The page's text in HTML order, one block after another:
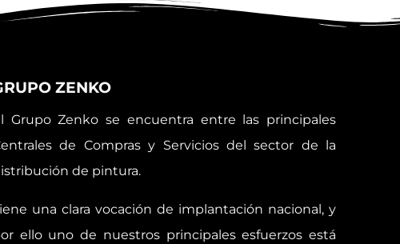
ZENKO
Grupo Zenko se encuentra entre las principales
de Compras y Servicios del sector de la
de pintura.
una clara vocación de implantación nacional, y
ello uno de nuestros principales esfuerzos está